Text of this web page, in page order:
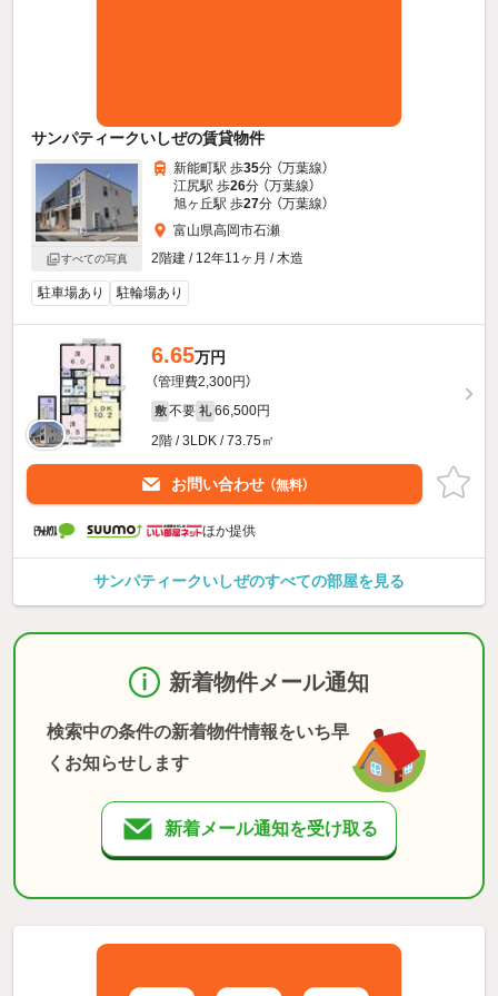
サンパティークいしぜの賃貸物件
すべての写真
新能町駅 歩35分 （万葉線）
江尻駅 歩26分 （万葉線）
旭ヶ丘駅 歩27分 （万葉線）
富山県高岡市石瀬
2階建 / 12年11ヶ月 / 木造
駐車場あり 駐輪場あり
6.65万円
（管理費2,300円）
敷 不要 礼 66,500円
2階 / 3LDK / 73.75㎡
お問い合わせ （無料）
ほか提供
サンパティークいしぜのすべての部屋を見る
新着物件メール通知
検索中の条件の新着物件情報をいち早
くお知らせします
新着メール通知を受け取る